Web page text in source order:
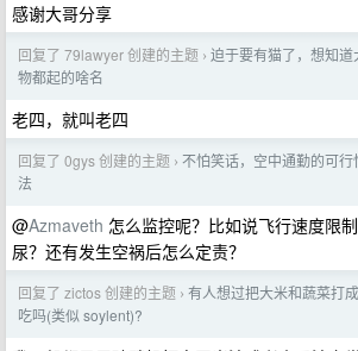
感谢大哥分享
回复了 79lawyer 创建的主题 › 迫于要有猫了，想知道
物都起的啥名
老四，就叫老四
回复了 0gys 创建的主题 › 不怕笑话，空中通勤的可行
法
@Azmaveth 怎么监控呢？比如说飞行速度限
尿？还有发生空祸后怎么定责？
回复了 zictos 创建的主题 › 有人想过把大米和蔬菜打
吃吗(类似 soylent)?